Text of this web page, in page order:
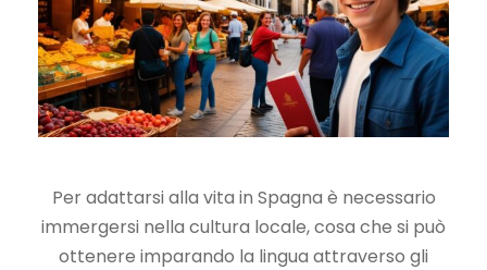
Per adattarsi alla vita in Spagna è necessario
immergersi nella cultura locale, cosa che si può
ottenere imparando la lingua attraverso gli